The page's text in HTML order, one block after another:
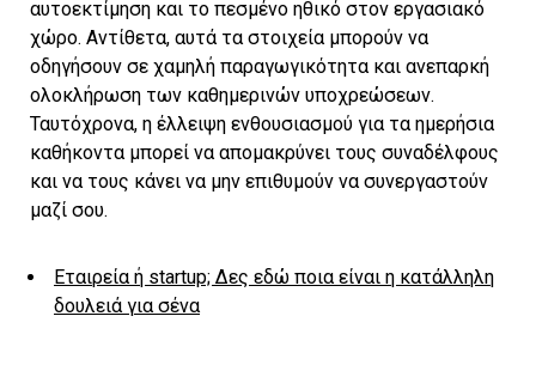
αυτοεκτίμηση και το πεσμένο ηθικό στον εργασιακό
χώρο. Αντίθετα, αυτά τα στοιχεία μπορούν να
οδηγήσουν σε χαμηλή παραγωγικότητα και ανεπαρκή
ολοκλήρωση των καθημερινών υποχρεώσεων.
Ταυτόχρονα, η έλλειψη ενθουσιασμού για τα ημερήσια
καθήκοντα μπορεί να απομακρύνει τους συναδέλφους
και να τους κάνει να μην επιθυμούν να συνεργαστούν
μαζί σου.
Εταιρεία ή startup; Δες εδώ ποια είναι η κατάλληλη
δουλειά για σένα